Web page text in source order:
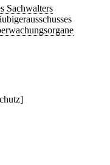
Sachwalters
]